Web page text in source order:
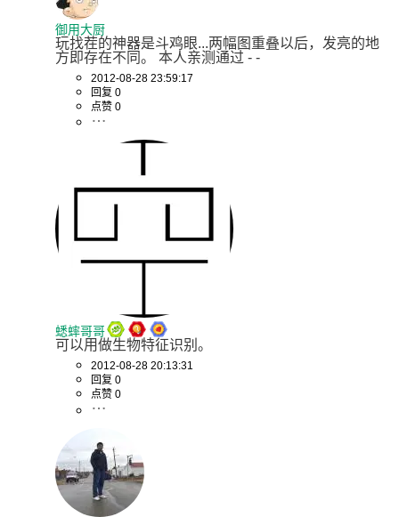
御用大厨
玩找茬的神器是斗鸡眼...两幅图重叠以后，发亮的地
方即存在不同。 本人亲测通过 - -
2012-08-28 23:59:17
回复 0
点赞 0
蟋蟀哥哥
可以用做生物特征识别。
2012-08-28 20:13:31
回复 0
点赞 0